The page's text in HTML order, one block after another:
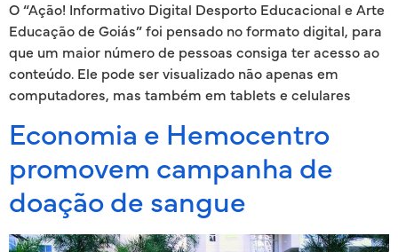
O “Ação! Informativo Digital Desporto Educacional e Arte
Educação de Goiás” foi pensado no formato digital, para
que um maior número de pessoas consiga ter acesso ao
conteúdo. Ele pode ser visualizado não apenas em
computadores, mas também em tablets e celulares
Economia e Hemocentro
promovem campanha de
doação de sangue